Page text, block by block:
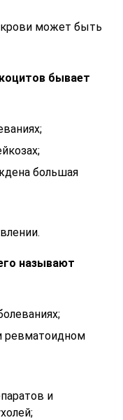
крови может быть
бывает
большая
называют
ревматоидном
и